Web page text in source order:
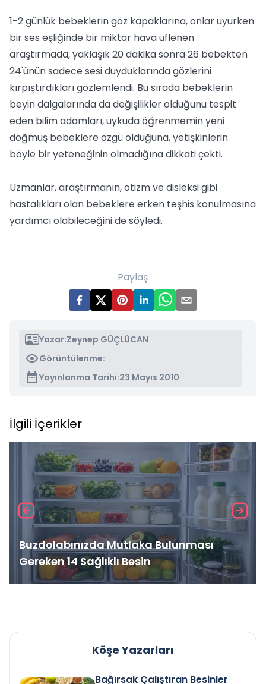
1-2 günlük bebeklerin göz kapaklarına, onlar uyurken
bir ses eşliğinde bir miktar hava üflenen
araştırmada, yaklaşık 20 dakika sonra 26 bebekten
24'ünün sadece sesi duyduklarında gözlerini
kırpıştırdıkları gözlemlendi. Bu sırada bebeklerin
beyin dalgalarında da değişilikler olduğunu tespit
eden bilim adamları, uykuda öğrenmemin yeni
doğmuş bebeklere özgü olduğuna, yetişkinlerin
böyle bir yeteneğinin olmadığına dikkati çekti.
Uzmanlar, araştırmanın, otizm ve disleksi gibi
hastalıkları olan bebeklere erken teşhis konulmasına
yardımcı olabileceğini de söyledi.
Paylaş
Yazar:Zeynep GÜÇLÜCAN
Görüntülenme:
Yayınlanma Tarihi:23 Mayıs 2010
İlgili İçerikler
Buzdolabınızda Mutlaka Bulunması
Gereken 14 Sağlıklı Besin
Köşe Yazarları
Bağırsak Çalıştıran Besinler